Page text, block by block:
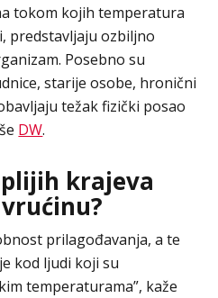
tokom kojih temperatura
predstavljaju ozbiljno
Posebno su
starije osobe, hronični
težak fizički posao
DW.
krajeva
prilagođavanja, a te
kod ljudi koji su
temperaturama”, kaže